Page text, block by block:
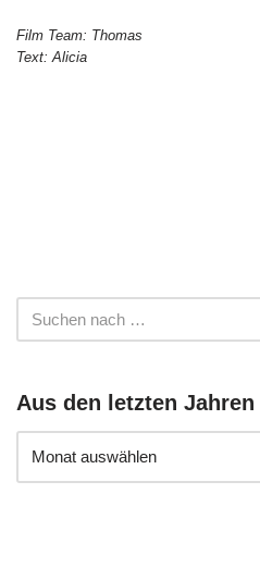
Film Team: Thomas
Text: Alicia
Aus den letzten Jahren